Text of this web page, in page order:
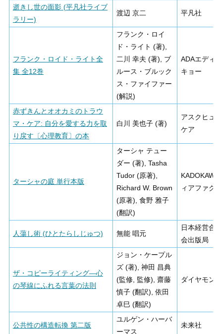
逝きし世の面影 (平凡社ライブ
ラリー)
渡辺 京二 平凡社
フランク・ロイド・ライト全
集 全12巻
フランク・ロイ
ド・ライト (著),
二川 幸夫 (著), ブ
ルース・ブルック
ス・ファイファー
(解説)
ADAエディ
キョー
赤ずきんとオオカミのトラウ
マ・ケア: 自分を愛する力を取
り戻す〔心理教育〕の本
白川 美也子 (著)
アスクヒュ
ケア
ターシャの庭 単行本版
ターシャ テュー
ダー (著), Tasha
Tudor (原著),
Richard W. Brown
(原著), 食野 雅子
(翻訳)
ィアファク
人蕩し術 (ひとたらしじゅつ) 無能 唱元
日本経営合
会出版局
ザ・コピーライティング―心
の琴線にふれる言葉の法則
ジョン・ケープル
ズ (著), 神田 昌典
(監修, 監修), 齋藤
慎子 (翻訳), 依田
卓巳 (翻訳)
ダイヤモン
公共性の構造転換 第二版
ユルゲン・ハーバ
ーマス
未来社